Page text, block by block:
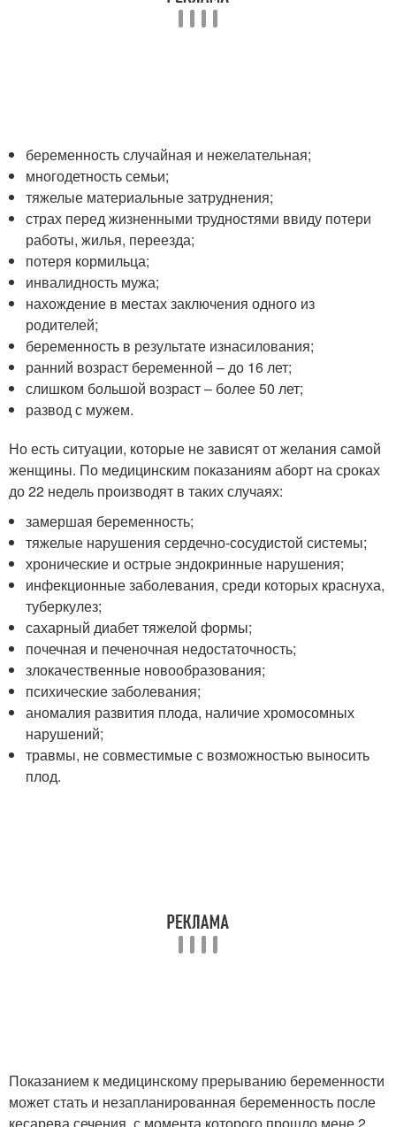
беременность случайная и нежелательная;
многодетность семьи;
тяжелые материальные затруднения;
страх перед жизненными трудностями ввиду потери
работы, жилья, переезда;
потеря кормильца;
инвалидность мужа;
нахождение в местах заключения одного из
родителей;
беременность в результате изнасилования;
ранний возраст беременной – до 16 лет;
слишком большой возраст – более 50 лет;
развод с мужем.
Но есть ситуации, которые не зависят от желания самой
женщины. По медицинским показаниям аборт на сроках
до 22 недель производят в таких случаях:
замершая беременность;
тяжелые нарушения сердечно-сосудистой системы;
хронические и острые эндокринные нарушения;
инфекционные заболевания, среди которых краснуха,
туберкулез;
сахарный диабет тяжелой формы;
почечная и печеночная недостаточность;
злокачественные новообразования;
психические заболевания;
аномалия развития плода, наличие хромосомных
нарушений;
травмы, не совместимые с возможностью выносить
плод.
Показанием к медицинскому прерыванию беременности
может стать и незапланированная беременность после
кесарева сечения, с момента которого прошло мене 2